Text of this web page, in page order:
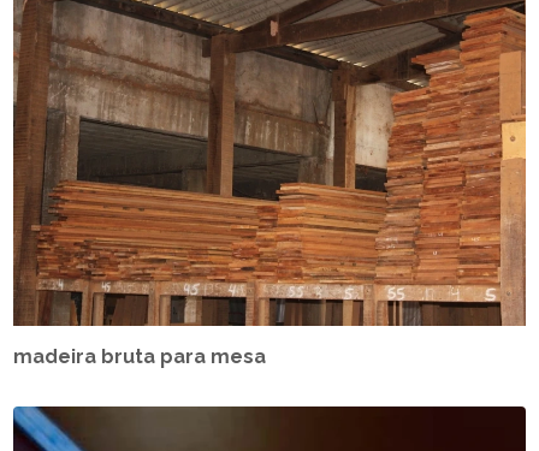
madeira bruta para mesa